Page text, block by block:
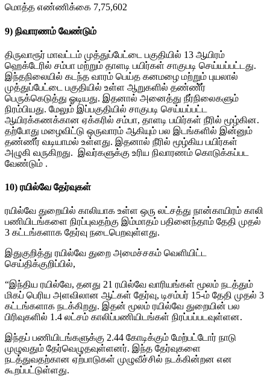
மொத்த எண்ணிக்கை 7,75,602
9) நிவாரணம் வேண்டும்
திருவாரூர் மாவட்டம் முத்துப்பேட்டை பகுதியில் 13 ஆயிரம்
ஹெக்டேரில் சம்பா மற்றும் தாளடி பயிர்கள் சாகுபடி செய்யப்பட்டது.
இந்தநிலையில் கடந்த வாரம் பெய்த கனமழை மற்றும் புயலால்
முத்துப்பேட்டை பகுதியில் உள்ள ஆறுகளில் தண்ணீ்ர்
பெருக்கெடுத்து ஓடியது. இதனால் அனைத்து நீர்நிலைகளும்
நிரம்பியது. மேலும் இப்பகுதியில் சாகுபடி செய்யப்பட்ட
ஆயிரக்கணக்கான ஏக்கரில் சம்பா, தாளடி பயிர்கள் நீரில் மூழ்கின.
தற்போது மழைவிட்டு ஒருவாரம் ஆகியும் பல இடங்களில் இன்னும்
தண்ணீர் வடியாமல் உள்ளது. இதனால் நீரில் மூழ்கிய பயிர்கள்
அழுகி வருகிறது. இவர்களுக்கு உரிய நிவாரணம் கொடுக்கப்பட
வேண்டும் .
10) ரயில்வே தேர்வுகள்
ரயில்வே துறையில் காலியாக உள்ள ஒரு லட்சத்து நான்காயிரம் காலி
பணியிடங்களை நிரப்புவதற்கு இம்மாதம் பதினைந்தாம் தேதி முதல்
3 கட்டங்களாக தேர்வு நடைபெறவுள்ளது.
இதுகுறித்து ரயில்வே துறை அமைச்சகம் வெளியிட்ட
செய்திக்குறிப்பில்,
“இந்திய ரயில்வே, தனது 21 ரயில்வே வாரியங்கள் மூலம் நடத்தும்
மிகப் பெரிய அளவிலான ஆட்கள் தேர்வு, டிசம்பர் 15-ம் தேதி முதல் 3
கட்டங்களாக நடக்கிறது. இதன் மூலம் ரயில்வே துறையின் பல
பிரிவுகளில் 1.4 லட்சம் காலிப்பணியிடங்கள் நிரப்பப்படவுள்ளன.
இந்தப் பணியிடங்களுக்கு 2.44 கோடிக்கும் மேற்பட்டோர் நாடு
முழுவதும் தேர்வெழுதவுள்ளனர். இந்த தேர்வுகளை
நடத்துவதற்கான ஏற்பாடுகள் முழுவீச்சில் நடக்கின்றன என
கூறப்பட்டுள்ளது.